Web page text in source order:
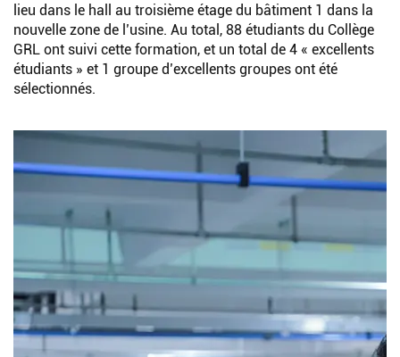
lieu dans le hall au troisième étage du bâtiment 1 dans la
nouvelle zone de l’usine. Au total, 88 étudiants du Collège
GRL ont suivi cette formation, et un total de 4 « excellents
étudiants » et 1 groupe d’excellents groupes ont été
sélectionnés.